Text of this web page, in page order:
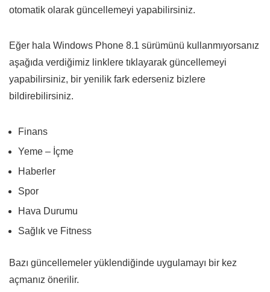
otomatik olarak güncellemeyi yapabilirsiniz.
Eğer hala Windows Phone 8.1 sürümünü kullanmıyorsanız
aşağıda verdiğimiz linklere tıklayarak güncellemeyi
yapabilirsiniz, bir yenilik fark ederseniz bizlere
bildirebilirsiniz.
Finans
Yeme – İçme
Haberler
Spor
Hava Durumu
Sağlık ve Fitness
Bazı güncellemeler yüklendiğinde uygulamayı bir kez
açmanız önerilir.